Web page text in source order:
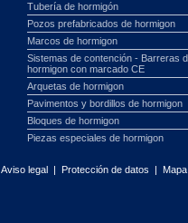
Tubería de hormigón
Pozos prefabricados de hormigon
Marcos de hormigon
Sistemas de contención - Barreras
hormigon con marcado CE
Arquetas de hormigon
Pavimentos y bordillos de hormigon
Bloques de hormigon
Piezas especiales de hormigon
Aviso legal | Protección de datos |